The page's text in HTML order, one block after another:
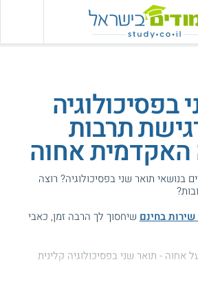
בפסיכולוגיה
תרבות
אחוה
בנושאי תואר שני בפסיכולוגיה? רוצה
בחינם שיחסוך לך הרבה זמן, כאבי
אחוה - תואר שני בפסיכולוגיה קלינית
ל87% מהגולשים.